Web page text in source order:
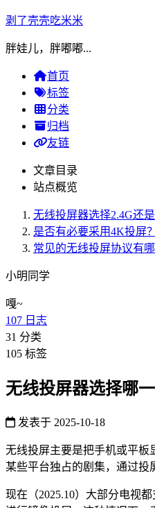
剥了壳壳吃米米
胖娃儿，胖嘟嘟...
首页
标签
分类
归档
友链
文章目录
站点概览
无线投屏器选择2.4G还
是否有必要采用4K投屏？
常见的无线投屏协议有哪
小明同学
嘎~
107 日志
31 分类
105 标签
无线投屏器选择哪
发表于 2025-10-18
无线投屏主要是把手机或平板
某些平台独占的剧集，通过投
现在（2025.10）大部分电视